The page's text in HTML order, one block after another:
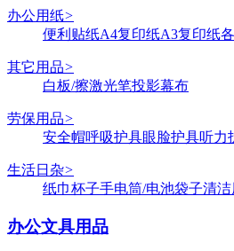
办公用纸>
便利贴纸A4复印纸A3复印纸
其它用品>
白板/擦激光笔投影幕布
劳保用品>
安全帽呼吸护具眼脸护具听力
生活日杂>
纸巾杯子手电筒/电池袋子清洁
办公文具用品